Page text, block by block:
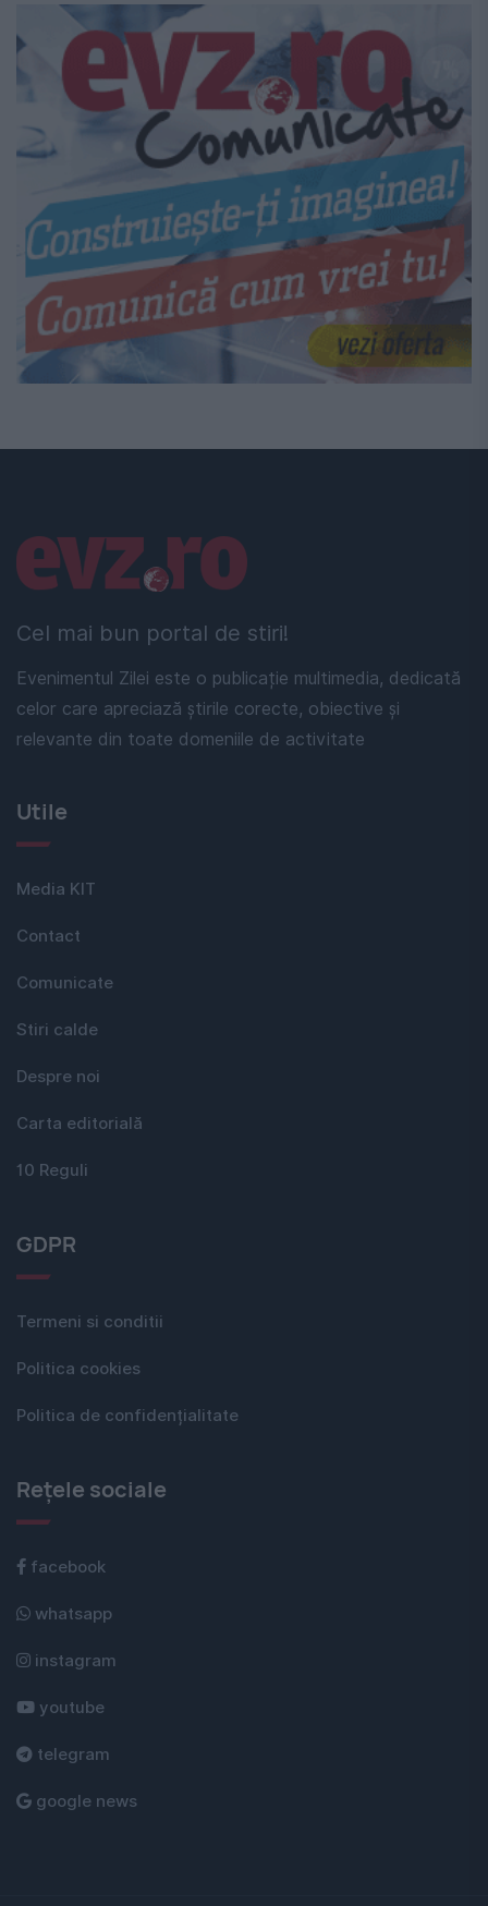
Cel mai bun portal de stiri!
Evenimentul Zilei este o publicație multimedia, dedicată
celor care apreciază știrile corecte, obiective și
relevante din toate domeniile de activitate
Linkuri utile
Utile
Media KIT
Contact
Comunicate
Stiri calde
Despre noi
Carta editorială
10 Reguli
GDPR
Termeni si conditii
Politica cookies
Politica de confidențialitate
Rețele sociale
facebook
whatsapp
instagram
youtube
telegram
google news